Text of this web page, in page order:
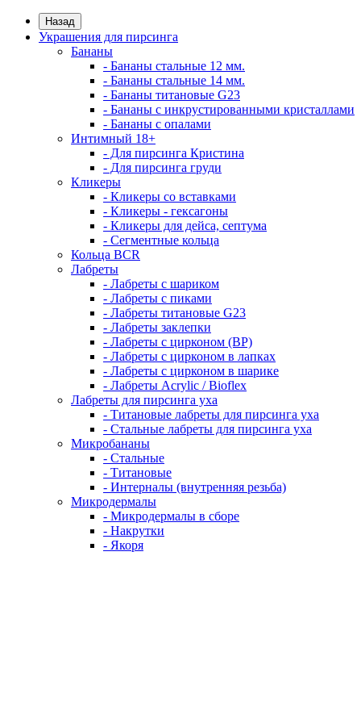
Назад
Украшения для пирсинга
Бананы
- Бананы стальные 12 мм.
- Бананы стальные 14 мм.
- Бананы титановые G23
- Бананы с инкрустированными кристаллами
- Бананы с опалами
Интимный 18+
- Для пирсинга Кристина
- Для пирсинга груди
Кликеры
- Кликеры со вставками
- Кликеры - гексагоны
- Кликеры для дейса, септума
- Сегментные кольца
Кольца BCR
Лабреты
- Лабреты с шариком
- Лабреты с пиками
- Лабреты титановые G23
- Лабреты заклепки
- Лабреты с цирконом (ВР)
- Лабреты с цирконом в лапках
- Лабреты с цирконом в шарике
- Лабреты Acrylic / Bioflex
Лабреты для пирсинга уха
- Титановые лабреты для пирсинга уха
- Стальные лабреты для пирсинга уха
Микробананы
- Стальные
- Титановые
- Интерналы (внутренняя резьба)
Микродермалы
- Микродермалы в сборе
- Накрутки
- Якоря